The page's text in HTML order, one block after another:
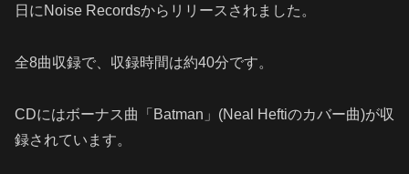
日にNoise Recordsからリリースされました。
全8曲収録で、収録時間は約40分です。
CDにはボーナス曲「Batman」(Neal Heftiのカバー曲)が収
録されています。